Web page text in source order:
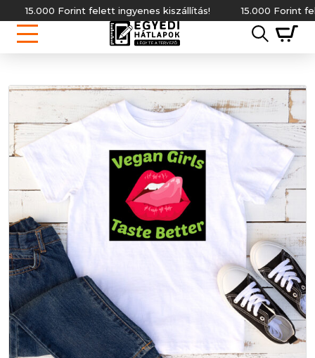
15.000 Forint felett ingyenes kiszállítás! 15.000 Forint felett